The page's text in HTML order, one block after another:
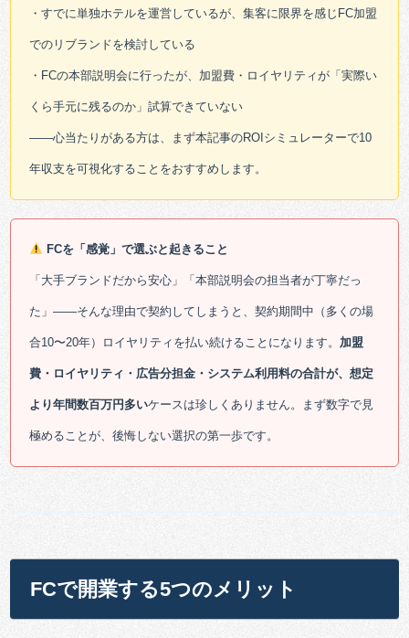
・すでに単独ホテルを運営しているが、集客に限界を感じFC加盟
でのリブランドを検討している
・FCの本部説明会に行ったが、加盟費・ロイヤリティが「実際い
くら手元に残るのか」試算できていない
——心当たりがある方は、まず本記事のROIシミュレーターで10
年収支を可視化することをおすすめします。
FCを「感覚」で選ぶと起きること
「大手ブランドだから安心」「本部説明会の担当者が丁寧だっ
た」——そんな理由で契約してしまうと、契約期間中（多くの場
合10〜20年）ロイヤリティを払い続けることになります。加盟
費・ロイヤリティ・広告分担金・システム利用料の合計が、想定
より年間数百万円多いケースは珍しくありません。まず数字で見
極めることが、後悔しない選択の第一歩です。
FCで開業する5つのメリット